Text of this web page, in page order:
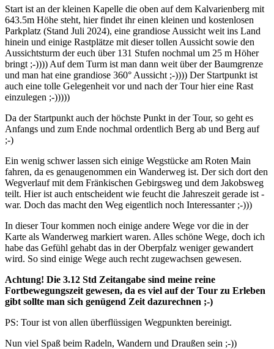
Start ist an der kleinen Kapelle die oben auf dem Kalvarienberg mit
643.5m Höhe steht, hier findet ihr einen kleinen und kostenlosen
Parkplatz (Stand Juli 2024), eine grandiose Aussicht weit ins Land
hinein und einige Rastplätze mit dieser tollen Aussicht sowie den
Aussichtsturm der euch über 131 Stufen nochmal um 25 m Höher
bringt ;-)))) Auf dem Turm ist man dann weit über der Baumgrenze
und man hat eine grandiose 360° Aussicht ;-)))) Der Startpunkt ist
auch eine tolle Gelegenheit vor und nach der Tour hier eine Rast
einzulegen ;-)))))
Da der Startpunkt auch der höchste Punkt in der Tour, so geht es
Anfangs und zum Ende nochmal ordentlich Berg ab und Berg auf
;-)
Ein wenig schwer lassen sich einige Wegstücke am Roten Main
fahren, da es genaugenommen ein Wanderweg ist. Der sich dort den
Wegverlauf mit dem Fränkischen Gebirgsweg und dem Jakobsweg
teilt. Hier ist auch entscheident wie feucht die Jahreszeit gerade ist -
war. Doch das macht den Weg eigentlich noch Interessanter ;-)))
In dieser Tour kommen noch einige andere Wege vor die in der
Karte als Wanderweg markiert waren. Alles schöne Wege, doch ich
habe das Gefühl gehabt das in der Oberpfalz weniger gewandert
wird. So sind einige Wege auch recht zugewachsen gewesen.
Achtung! Die 3.12 Std Zeitangabe sind meine reine
Fortbewegungszeit gewesen, da es viel auf der Tour zu Erleben
gibt sollte man sich genügend Zeit dazurechnen ;-)
PS: Tour ist von allen überflüssigen Wegpunkten bereinigt.
Nun viel Spaß beim Radeln, Wandern und Draußen sein ;-))